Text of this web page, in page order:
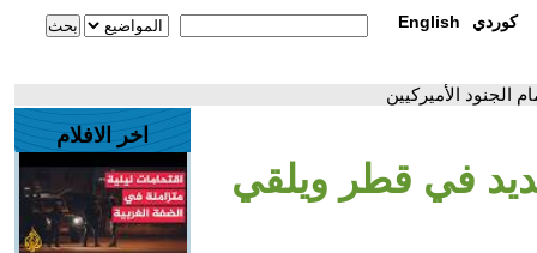
English كوردي
الجنود الأميركيين
في قطر ويلقي
اخر الافلام